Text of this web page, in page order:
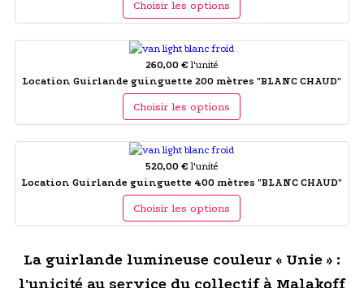
Choisir les options
260,00 € l'unité
Location Guirlande guinguette 200 mètres "BLANC CHAUD"
Choisir les options
520,00 € l'unité
Location Guirlande guinguette 400 mètres "BLANC CHAUD"
Choisir les options
La guirlande lumineuse couleur « Unie » :
l'unicité au service du collectif à Malakoff